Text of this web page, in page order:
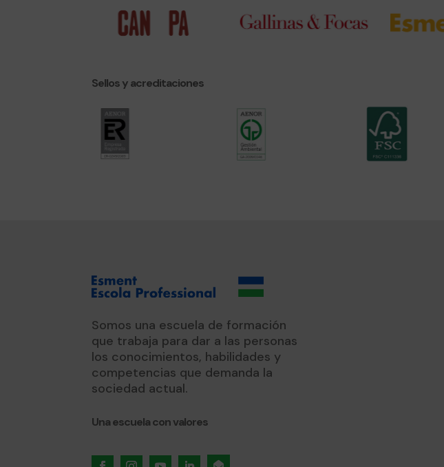
Sellos y acreditaciones
Somos una escuela de formación
que trabaja para dar a las personas
los conocimientos, habilidades y
competencias que demanda la
sociedad actual.
Una escuela con valores